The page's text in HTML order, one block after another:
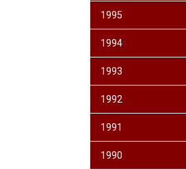
1995
1994
1993
1992
1991
1990